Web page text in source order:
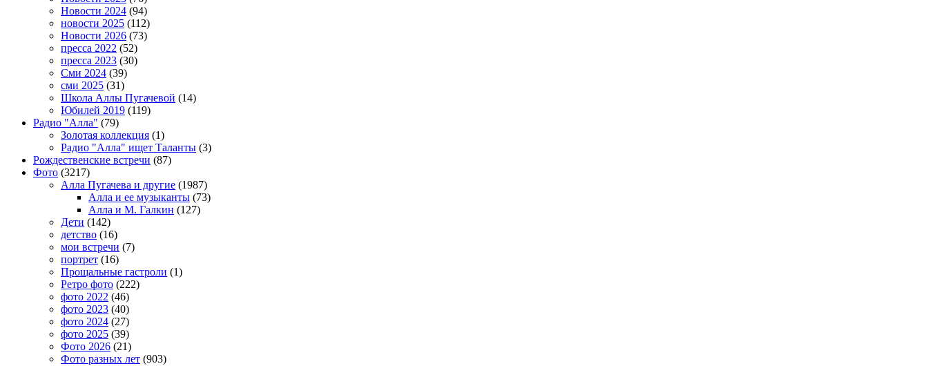
Новости 2024 (94)
новости 2025 (112)
Новости 2026 (73)
пресса 2022 (52)
пресса 2023 (30)
Сми 2024 (39)
сми 2025 (31)
Школа Аллы Пугачевой (14)
Юбилей 2019 (119)
Радио "Алла" (79)
Золотая коллекция (1)
Радио "Алла" ищет Таланты (3)
Рождественские встречи (87)
Фото (3217)
Алла Пугачева и другие (1987)
Алла и ее музыканты (73)
Алла и М. Галкин (127)
Дети (142)
детство (16)
мои встречи (7)
портрет (16)
Прощальные гастроли (1)
Ретро фото (222)
фото 2022 (46)
фото 2023 (40)
фото 2024 (27)
фото 2025 (39)
Фото 2026 (21)
Фото разных лет (903)